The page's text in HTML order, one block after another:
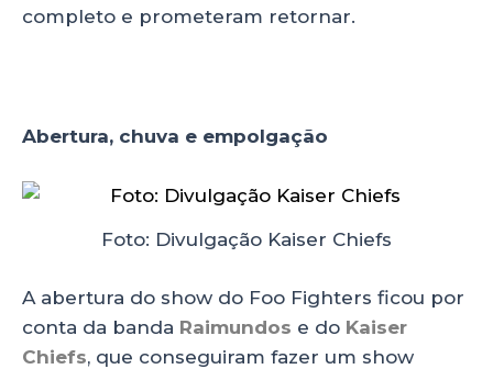
completo e prometeram retornar.
Abertura, chuva e empolgação
Foto: Divulgação Kaiser Chiefs
A abertura do show do Foo Fighters ficou por
conta da banda Raimundos e do Kaiser
Chiefs, que conseguiram fazer um show